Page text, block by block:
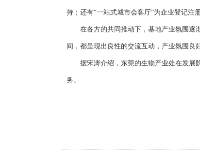
持；还有“一站式城市会客厅”为企业登记注
在各方的共同推动下，基地产业氛围逐
间，都呈现出良性的交流互动，产业氛围良
据宋涛介绍，东莞的生物产业处在发展
务。